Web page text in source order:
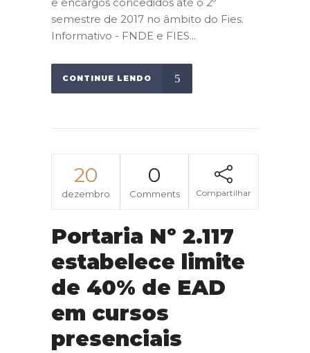
semestre de 2017 no âmbito do Fies.
Informativo - FNDE e FIES...
CONTINUE LENDO
20
dezembro
0
Comments Compartilhar
Portaria Nº 2.117
estabelece limite
de 40% de EAD
em cursos
presenciais